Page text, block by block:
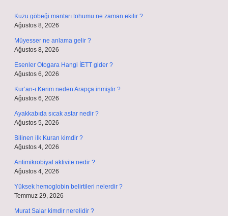
Kuzu göbeği mantarı tohumu ne zaman ekilir ?
Ağustos 8, 2026
Müyesser ne anlama gelir ?
Ağustos 8, 2026
Esenler Otogara Hangi İETT gider ?
Ağustos 6, 2026
Kur’an-ı Kerim neden Arapça inmiştir ?
Ağustos 6, 2026
Ayakkabıda sıcak astar nedir ?
Ağustos 5, 2026
Bilinen ilk Kuran kimdir ?
Ağustos 4, 2026
Antimikrobiyal aktivite nedir ?
Ağustos 4, 2026
Yüksek hemoglobin belirtileri nelerdir ?
Temmuz 29, 2026
Murat Salar kimdir nerelidir ?